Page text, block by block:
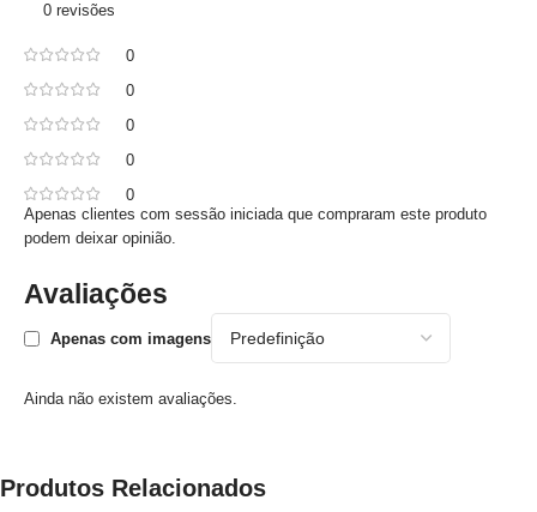
0 revisões
0
0
0
0
0
Avaliações
Apenas com imagens
Ainda não existem avaliações.
Apenas clientes com sessão iniciada que compraram este produto
podem deixar opinião.
Produtos Relacionados